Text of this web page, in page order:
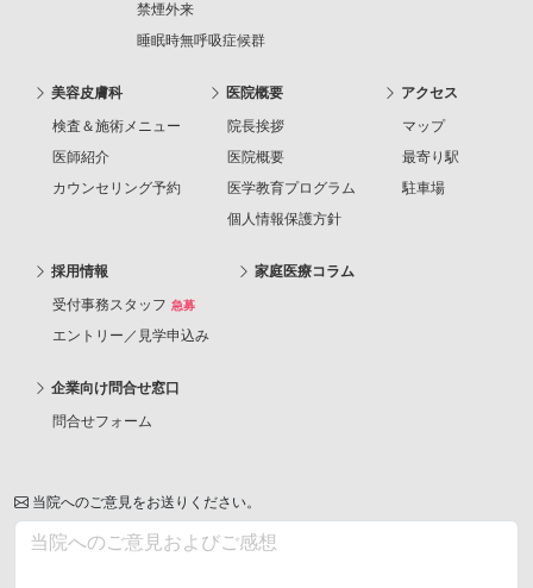
禁煙外来
睡眠時無呼吸症候群
美容皮膚科
検査＆施術メニュー
医師紹介
カウンセリング予約
医院概要
院長挨拶
医院概要
医学教育プログラム
個人情報保護方針
アクセス
マップ
最寄り駅
駐車場
採用情報
受付事務スタッフ 急募
エントリー／見学申込み
家庭医療コラム
企業向け問合せ窓口
問合せフォーム
当院へのご意見をお送りください。